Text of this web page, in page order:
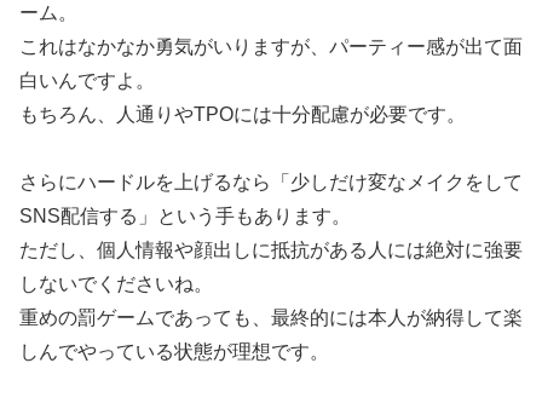
ーム。
これはなかなか勇気がいりますが、パーティー感が出て面
白いんですよ。
もちろん、人通りやTPOには十分配慮が必要です。
さらにハードルを上げるなら「少しだけ変なメイクをして
SNS配信する」という手もあります。
ただし、個人情報や顔出しに抵抗がある人には絶対に強要
しないでくださいね。
重めの罰ゲームであっても、最終的には本人が納得して楽
しんでやっている状態が理想です。